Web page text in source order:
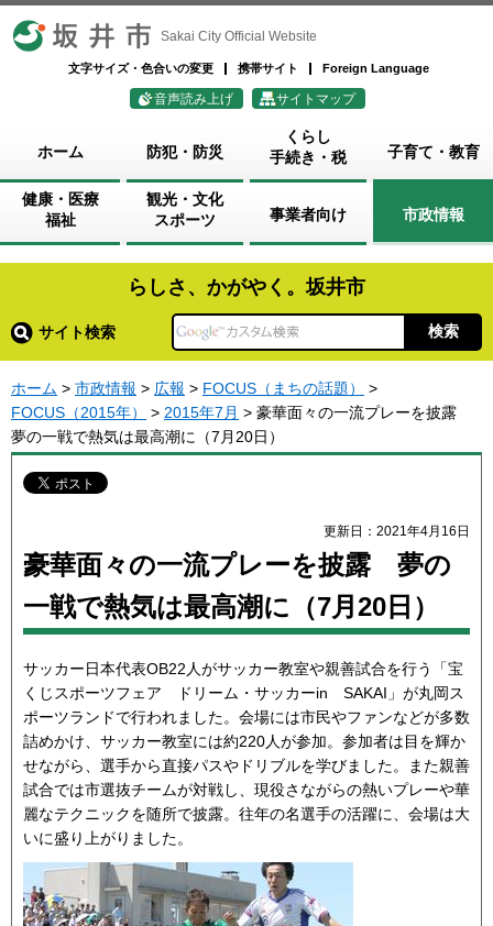
坂井市 Sakai City Official Website
文字サイズ・色合いの変更 携帯サイト Foreign Language
音声読み上げ サイトマップ
ホーム 防犯・防災
くらし
手続き・税
子育て・教育
健康・医療
福祉
観光・文化
スポーツ
事業者向け 市政情報
らしさ、かがやく。坂井市
サイト検索
ホーム > 市政情報 > 広報 > FOCUS（まちの話題）
>
FOCUS（2015年）
> 2015年7月 > 豪華面々の一流プレーを披露
夢の一戦で熱気は最高潮に（7月20日）
更新日：2021年4月16日
豪華面々の一流プレーを披露 夢の
一戦で熱気は最高潮に（7月20日）
サッカー日本代表OB22人がサッカー教室や親善試合を行う「宝
くじスポーツフェア ドリーム・サッカーin SAKAI」が丸岡ス
ポーツランドで行われました。会場には市民やファンなどが多数
詰めかけ、サッカー教室には約220人が参加。参加者は目を輝か
せながら、選手から直接パスやドリブルを学びました。また親善
試合では市選抜チームが対戦し、現役さながらの熱いプレーや華
麗なテクニックを随所で披露。往年の名選手の活躍に、会場は大
いに盛り上がりました。